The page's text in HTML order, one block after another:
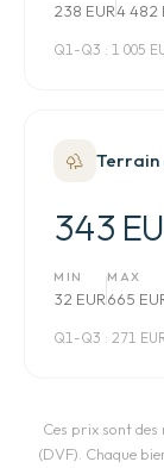
238 EUR4 482
Q1-Q3 : 1 005
Terrain
343
MIN
32 EUR
MAX
665
Q1-Q3 : 271
Ces prix sont des
(DVF). Chaque